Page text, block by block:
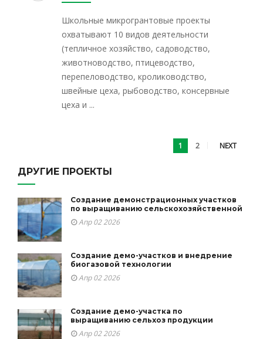
Школьные микрогрантовые проекты
охватывают 10 видов деятельности
(тепличное хозяйство, садоводство,
животноводство, птицеводство,
перепеловодство, кролиководство,
швейные цеха, рыбоводство, консервные
цеха и ...
1 2 NEXT
ДРУГИЕ ПРОЕКТЫ
Создание демонстрационных участков
по выращиванию сельскохозяйственной
Апр 02 2026
Создание демо-участков и внедрение
биогазовой технологии
Апр 02 2026
Создание демо-участка по
выращиванию сельхоз продукции
Апр 02 2026